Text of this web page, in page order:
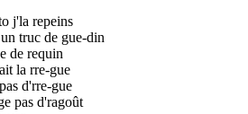
j'la repeins
truc de gue-din
de requin
la rre-gue
d'rre-gue
pas d'ragoût